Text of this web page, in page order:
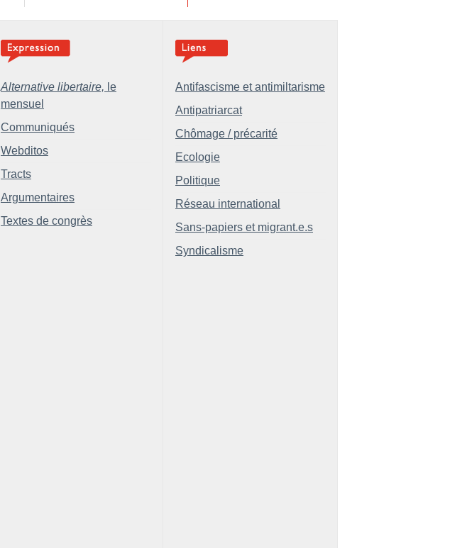
Alternative libertaire, le
mensuel
Communiqués
Webditos
Tracts
Argumentaires
Textes de congrès
Antifascisme et antimiltarisme
Antipatriarcat
Chômage / précarité
Ecologie
Politique
Réseau international
Sans-papiers et migrant.e.s
Syndicalisme